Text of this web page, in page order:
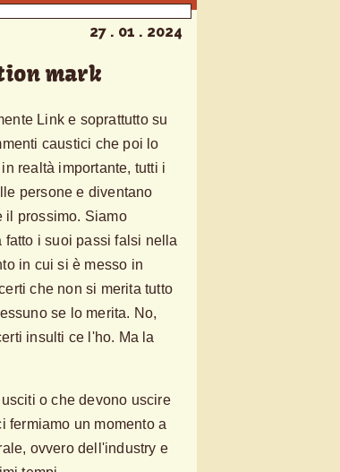
27 . 01 . 2024
mark
Link e soprattutto su
caustici che poi lo
realtà importante, tutti i
persone e diventano
il prossimo. Siamo
i suoi passi falsi nella
in cui si è messo in
che non si merita tutto
se lo merita. No,
insulti ce l'ho. Ma la
o che devono uscire
fermiamo un momento a
ovvero dell'industry e